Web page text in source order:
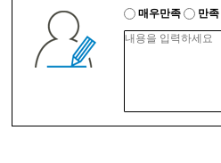
매우만족 만